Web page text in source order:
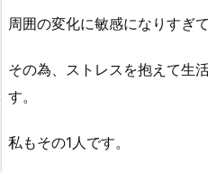
周囲の変化に敏感になりすぎ
その為、ストレスを抱えて生
す。
私もその1人です。